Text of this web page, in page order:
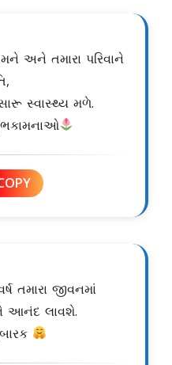
અને તમારા પરિવાને
સ્વાસ્થ્ય મળે.
તમારા જીવનમાં
આનંદ લાવશે.